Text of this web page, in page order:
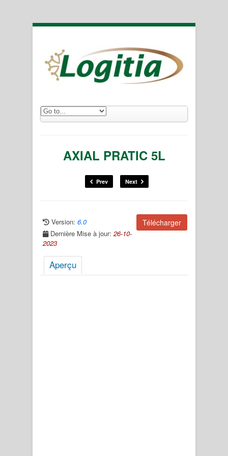
AXIAL PRATIC 5L
Prev Next
Télécharger
Version: 6.0
Dernière Mise à jour: 26-10-
2023
Aperçu